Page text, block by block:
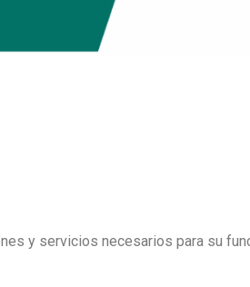
y servicios necesarios para su